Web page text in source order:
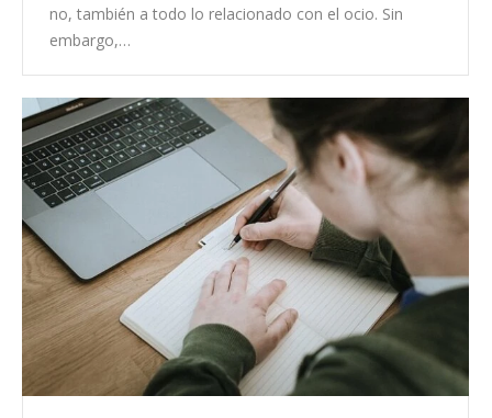
no, también a todo lo relacionado con el ocio. Sin
embargo,…